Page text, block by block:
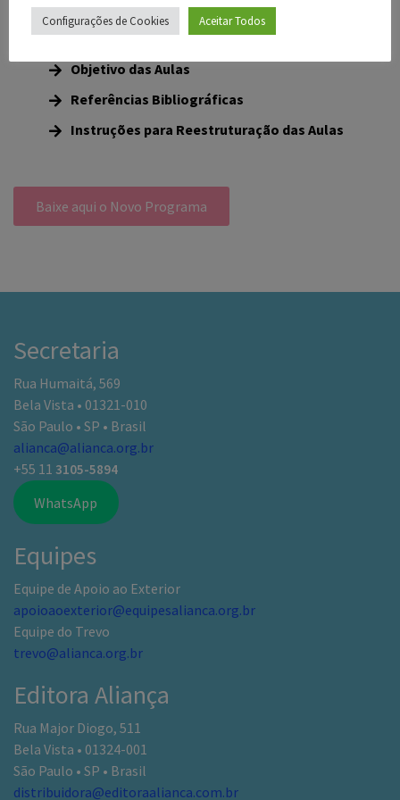
Novo Programa
Objetivo das Aulas
Referências Bibliográficas
Instruções para Reestruturação das Aulas
Baixe aqui o Novo Programa
Secretaria
Rua Humaitá, 569
Bela Vista • 01321-010
São Paulo • SP • Brasil
alianca@alianca.org.br
+55 11 3105-5894
WhatsApp
Equipes
Equipe de Apoio ao Exterior
apoioaoexterior@equipesalianca.org.br
Equipe do Trevo
trevo@alianca.org.br
Editora Aliança
Rua Major Diogo, 511
Bela Vista • 01324-001
São Paulo • SP • Brasil
distribuidora@editoraalianca.com.br
Configurações de Cookies Aceitar Todos